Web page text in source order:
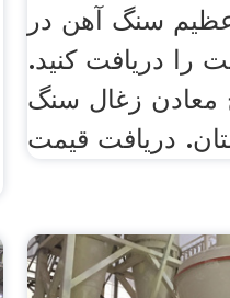
سنگ آهن در
را دریافت کنید.
معادن زغال سنگ
دریافت قیمت